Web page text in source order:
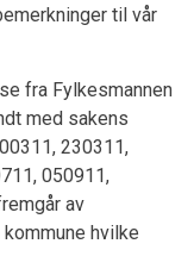
til vår
fra Fylkesmannen
med sakens
230311,
050911,
av
hvilke